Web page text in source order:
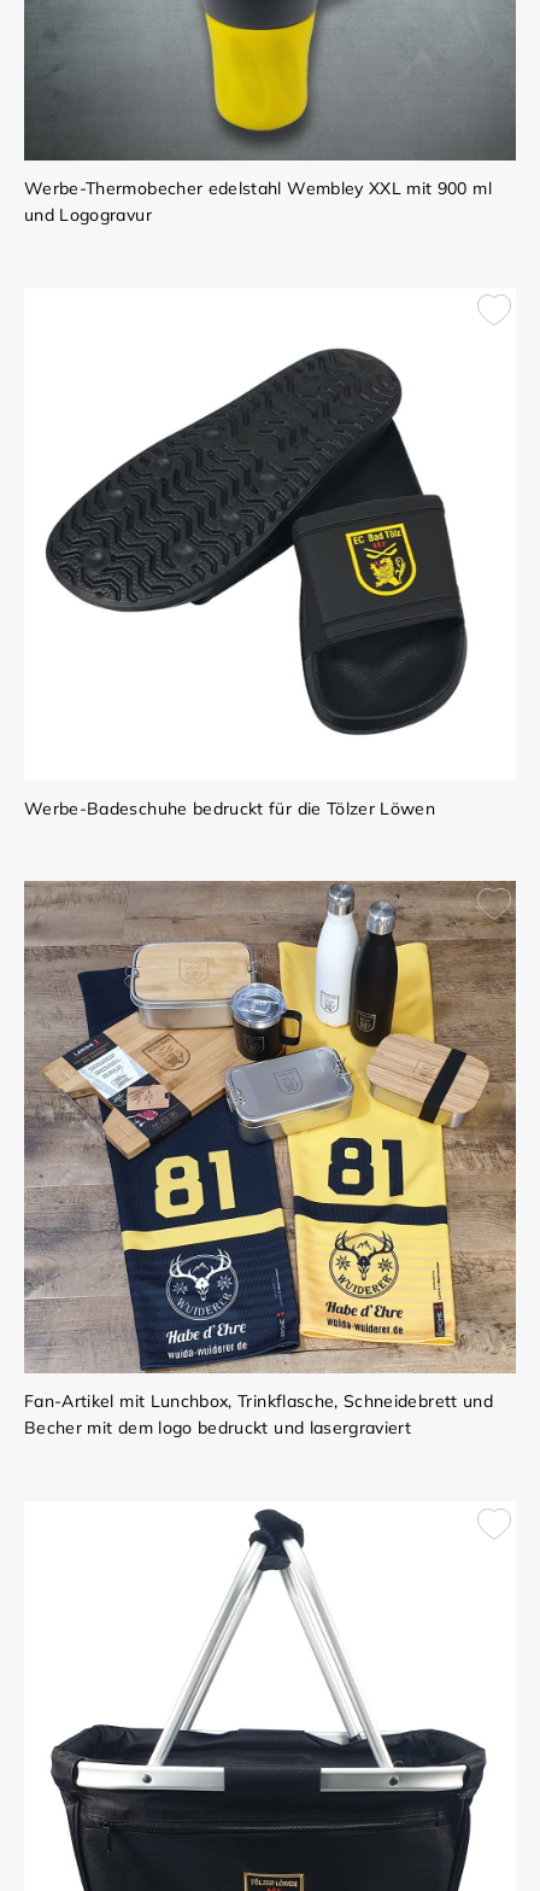
Werbe-Thermobecher edelstahl Wembley XXL mit 900 ml
und Logogravur
Werbe-Badeschuhe bedruckt für die Tölzer Löwen
Fan-Artikel mit Lunchbox, Trinkflasche, Schneidebrett und
Becher mit dem logo bedruckt und lasergraviert